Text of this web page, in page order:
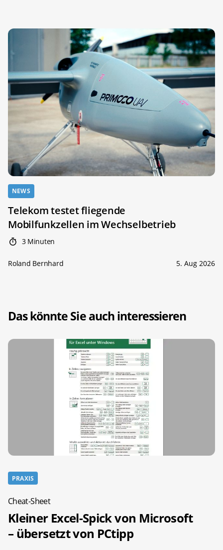
NEWS
Telekom testet fliegende
Mobilfunkzellen im Wechselbetrieb
3 Minuten
Roland Bernhard 5. Aug 2026
Das könnte Sie auch interessieren
PRAXIS
Cheat-Sheet
Kleiner Excel-Spick von Microsoft
– übersetzt von PCtipp